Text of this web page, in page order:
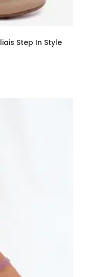
Step In Style